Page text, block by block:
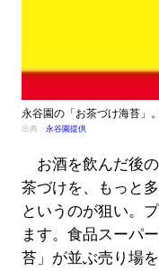
永谷園の「お茶づけ海苔」
出典： 永谷園提供
お酒を飲んだ後
茶づけを、もっと
というのが狙い。
ます。食品スーパ
苔」が並ぶ売り場